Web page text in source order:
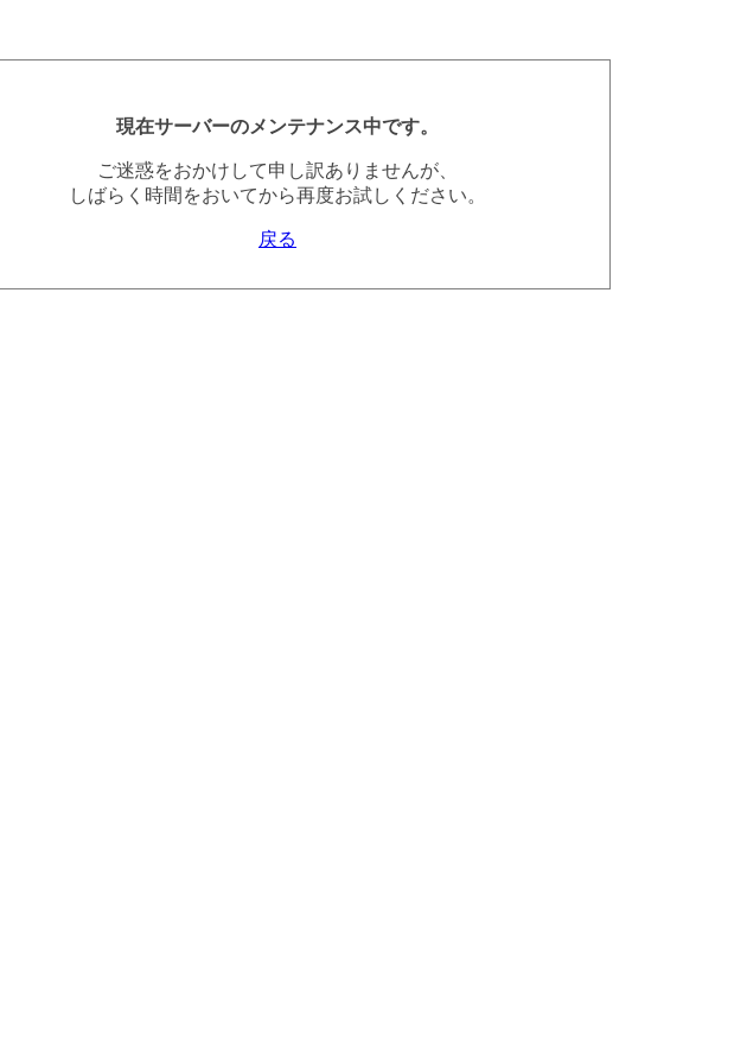
現在サーバーのメンテナンス中です。
ご迷惑をおかけして申し訳ありませんが、
しばらく時間をおいてから再度お試しください。
戻る